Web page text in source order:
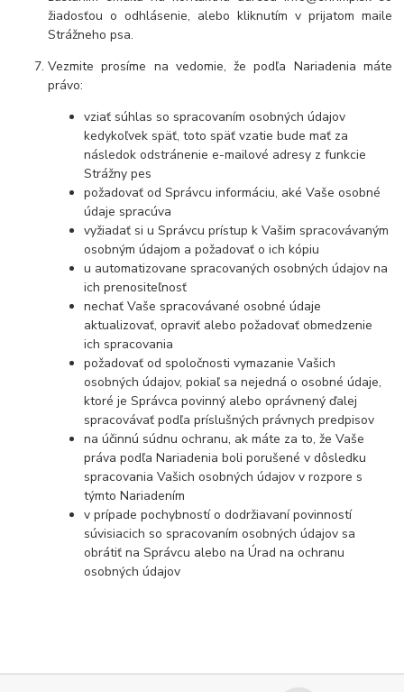
žiadosťou o odhlásenie, alebo kliknutím v prijatom maile
Strážneho psa.
Vezmite prosíme na vedomie, že podľa Nariadenia máte
právo:
vziať súhlas so spracovaním osobných údajov
kedykoľvek späť, toto späť vzatie bude mať za
následokodstránenie e-mailové adresy z funkcie
Strážny pes
požadovať od Správcu informáciu, aké Vaše osobné
údaje spracúva
vyžiadať si u Správcu prístup k Vašim spracovávaným
osobným údajom a požadovať o ich kópiu
u automatizovane spracovaných osobných údajov na
ich prenositeľnosť
nechať Vaše spracovávané osobné údaje
aktualizovať, opraviť alebo požadovať obmedzenie
ich spracovania
požadovať od spoločnosti vymazanie Vašich
osobných údajov, pokiaľ sa nejedná o osobné údaje,
ktoré je Správca povinný alebo oprávnený ďalej
spracovávať podľa príslušných právnych predpisov
na účinnú súdnu ochranu, ak máte za to, že Vaše
práva podľa Nariadenia boli porušené v dôsledku
spracovania Vašich osobných údajov v rozpore s
týmto Nariadením
v prípade pochybností o dodržiavaní povinností
súvisiacich so spracovaním osobných údajov sa
obrátiť na Správcu alebo na Úrad na ochranu
osobných údajov